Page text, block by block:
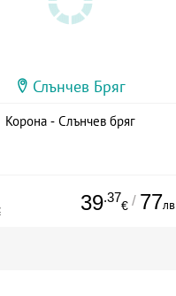
Слънчев Бряг
Корона - Слънчев бряг
39.37
€ / 77лв.